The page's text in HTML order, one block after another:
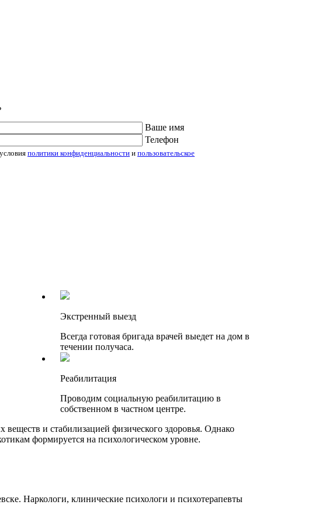
Ваше имя
Телефон
политики конфиденциальности и пользовательское
Экстренный выезд
Всегда готовая бригада врачей выедет на дом в
течении получаса.
Реабилитация
Проводим социальную реабилитацию в
собственном в частном центре.
и стабилизацией физического здоровья. Однако
формируется на психологическом уровне.
Наркологи, клинические психологи и психотерапевты